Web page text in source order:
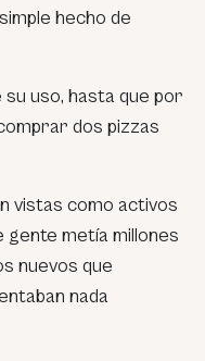
hecho de
uso, hasta que por
dos pizzas
vistas como activos
gente metía millones
nuevos que
nada